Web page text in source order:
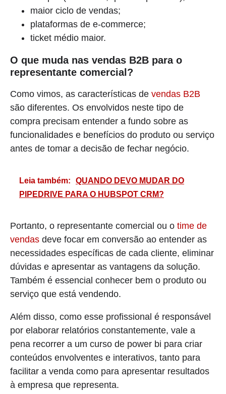
maior ciclo de vendas;
plataformas de e-commerce;
ticket médio maior.
O que muda nas vendas B2B para o
representante comercial?
Como vimos, as características de vendas B2B
são diferentes. Os envolvidos neste tipo de
compra precisam entender a fundo sobre as
funcionalidades e benefícios do produto ou serviço
antes de tomar a decisão de fechar negócio.
Leia também:
QUANDO DEVO MUDAR DO
PIPEDRIVE PARA O HUBSPOT CRM?
Portanto, o representante comercial ou o time de
vendas deve focar em conversão ao entender as
necessidades específicas de cada cliente, eliminar
dúvidas e apresentar as vantagens da solução.
Também é essencial conhecer bem o produto ou
serviço que está vendendo.
Além disso, como esse profissional é responsável
por elaborar relatórios constantemente, vale a
pena recorrer a um curso de power bi para criar
conteúdos envolventes e interativos, tanto para
facilitar a venda como para apresentar resultados
à empresa que representa.